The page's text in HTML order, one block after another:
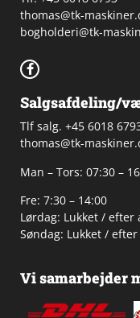
thomas@tk-
bogholderi@tk-
Salgsafdeling/
Tlf salg. +45 6018
thomas@tk-
Man – Tors: 07:30 –
Fre: 7:30 – 14:00
Lørdag: Lukket / efter
Søndag: Lukket /
Vi samarbejder